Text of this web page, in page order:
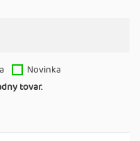
Novinka
tovar.